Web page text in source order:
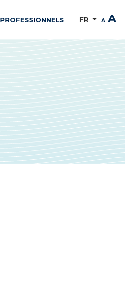
PROFESSIONNELS FR A A